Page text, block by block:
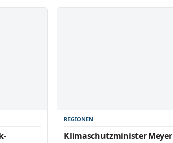
REGIONEN
Klimaschutzminister Meyer